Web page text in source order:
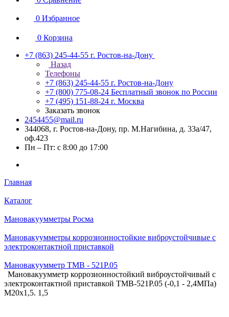
0 Избранное
0 Корзина
+7 (863) 245-44-55 г. Ростов-на-Дону
Назад
Телефоны
+7 (863) 245-44-55 г. Ростов-на-Дону
+7 (800) 775-08-24 Бесплатный звонок по России
+7 (495) 151-88-24 г. Москва
Заказать звонок
2454455@mail.ru
344068, г. Ростов-на-Дону, пр. М.Нагибина, д. 33а/47,
оф.423
Пн – Пт: с 8:00 до 17:00
Главная
Каталог
Мановакуумметры Росма
Мановакуумметры коррозионностойкие виброустойчивые с
электроконтактной приставкой
Мановакуумметр ТМВ - 521Р.05
Мановакуумметр коррозионностойкий виброустойчивый с
электроконтактной приставкой ТМВ-521Р.05 (-0,1 - 2,4МПа)
М20х1,5. 1,5